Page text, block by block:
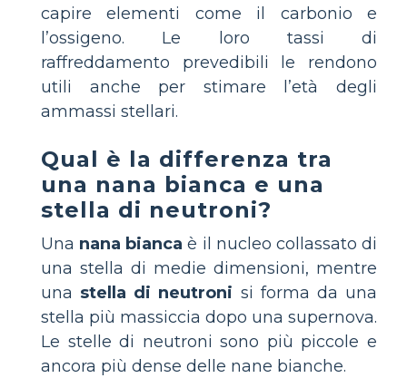
capire elementi come il carbonio e
l’ossigeno. Le loro tassi di
raffreddamento prevedibili le rendono
utili anche per stimare l’età degli
ammassi stellari.
Qual è la differenza tra
una nana bianca e una
stella di neutroni?
Una nana bianca è il nucleo collassato di
una stella di medie dimensioni, mentre
una stella di neutroni si forma da una
stella più massiccia dopo una supernova.
Le stelle di neutroni sono più piccole e
ancora più dense delle nane bianche.